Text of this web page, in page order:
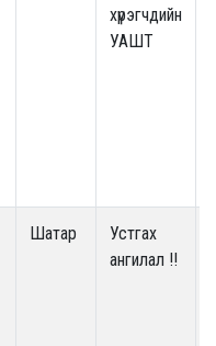
хүрэгчдийн
УАШТ
Шатар
Устгах
ангилал !!